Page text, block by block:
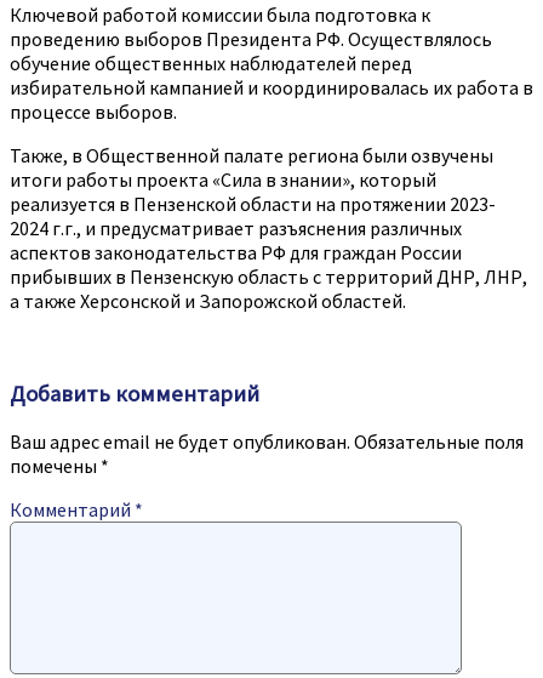
Ключевой работой комиссии была подготовка к
проведению выборов Президента РФ. Осуществлялось
обучение общественных наблюдателей перед
избирательной кампанией и координировалась их работа в
процессе выборов.
Также, в Общественной палате региона были озвучены
итоги работы проекта «Сила в знании», который
реализуется в Пензенской области на протяжении 2023-
2024 г.г., и предусматривает разъяснения различных
аспектов законодательства РФ для граждан России
прибывших в Пензенскую область с территорий ДНР, ЛНР,
а также Херсонской и Запорожской областей.
Добавить комментарий
Ваш адрес email не будет опубликован. Обязательные поля
помечены *
Комментарий *